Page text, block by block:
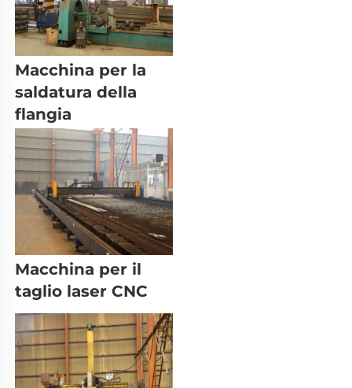
Macchina per la
saldatura della
flangia
Macchina per il
taglio laser CNC